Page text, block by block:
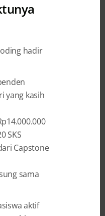
Perlu
Ngoding
Asik
Dipelajari
Kotlin Biar
Intern Junior
hadir
yang kasih
SKS
Capstone
sama
aktif